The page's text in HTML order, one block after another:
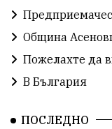
Община
Пожелахте да
В България
ПОСЛЕДНО